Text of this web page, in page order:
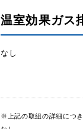
温室効果ガス
なし
※上記の取組の詳細につ